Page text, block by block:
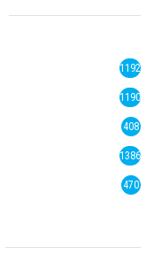
1192
1190
408
1386
470